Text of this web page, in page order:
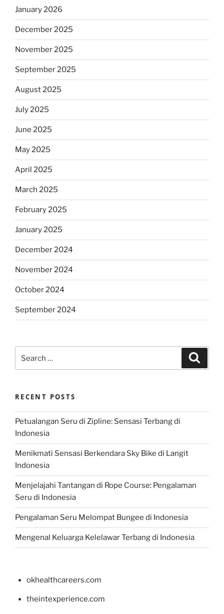
January 2026
December 2025
November 2025
September 2025
August 2025
July 2025
June 2025
May 2025
April 2025
March 2025
February 2025
January 2025
December 2024
November 2024
October 2024
September 2024
for:
RECENT POSTS
Petualangan Seru di Zipline: Sensasi Terbang di
Indonesia
Menikmati Sensasi Berkendara Sky Bike di Langit
Indonesia
Menjelajahi Tantangan di Rope Course: Pengalaman
Seru di Indonesia
Pengalaman Seru Melompat Bungee di Indonesia
Mengenal Keluarga Kelelawar Terbang di Indonesia
okhealthcareers.com
theintexperience.com